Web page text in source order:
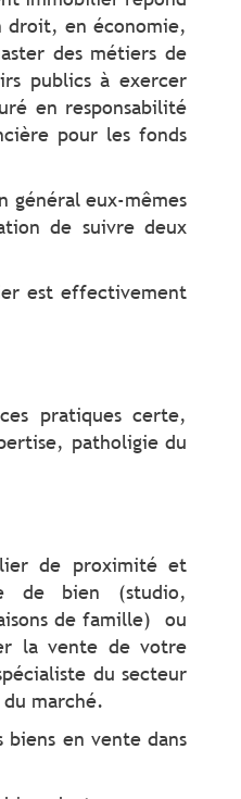
droit, en économie,
des métiers de
publics à exercer
en responsabilité
pour les fonds
général eux-mêmes
de suivre deux
est effectivement
pratiques certe,
patholigie du
de proximité et
de bien (studio,
de famille) ou
la vente de votre
du secteur
marché.
biens en vente dans